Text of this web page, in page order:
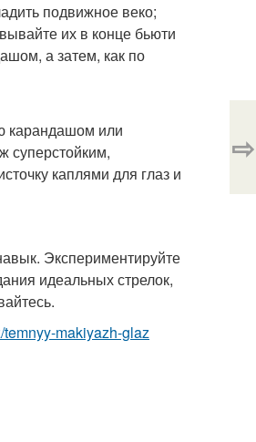
подвижное веко;
их в конце бьюти
а затем, как по
карандашом или
суперстойким,
каплями для глаз и
Экспериментируйте
идеальных стрелок,
makiyazh-glaz
⇨